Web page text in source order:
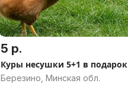
5 р.
Куры несушки 5+1 в подарок
Березино, Минская обл.